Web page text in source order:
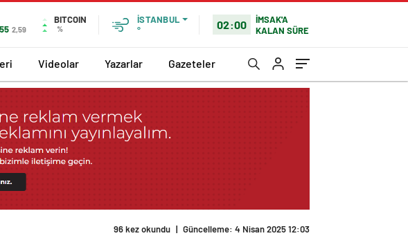
2,59
BITCOIN
%
İSTANBUL
°
02:00
İMSAK'A
KALAN SÜRE
Videolar Yazarlar Gazeteler
96 kez okundu | Güncelleme: 4 Nisan 2025 12:03